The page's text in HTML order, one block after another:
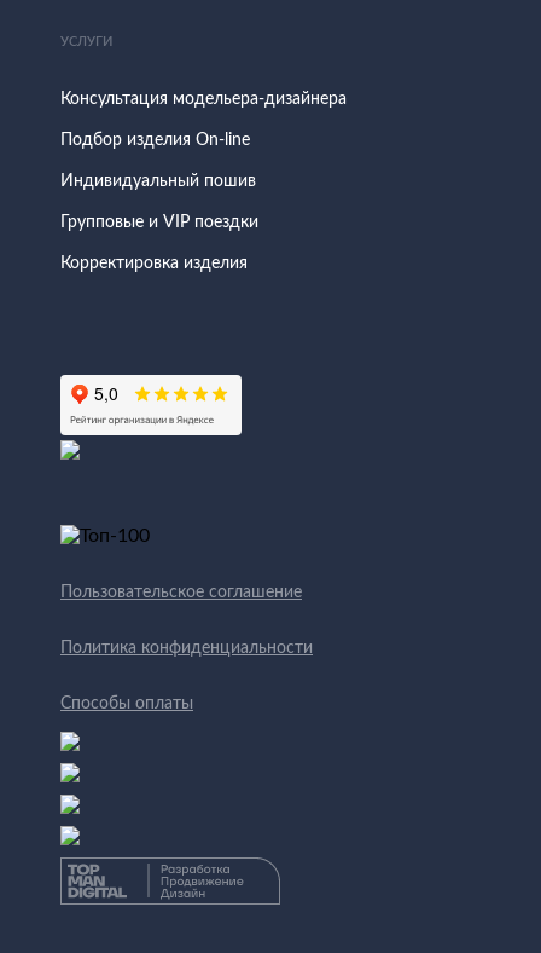
УСЛУГИ
Консультация модельера-дизайнера
Подбор изделия On-line
Индивидуальный пошив
Групповые и VIP поездки
Корректировка изделия
Пользовательское соглашение
Политика конфиденциальности
Способы оплаты